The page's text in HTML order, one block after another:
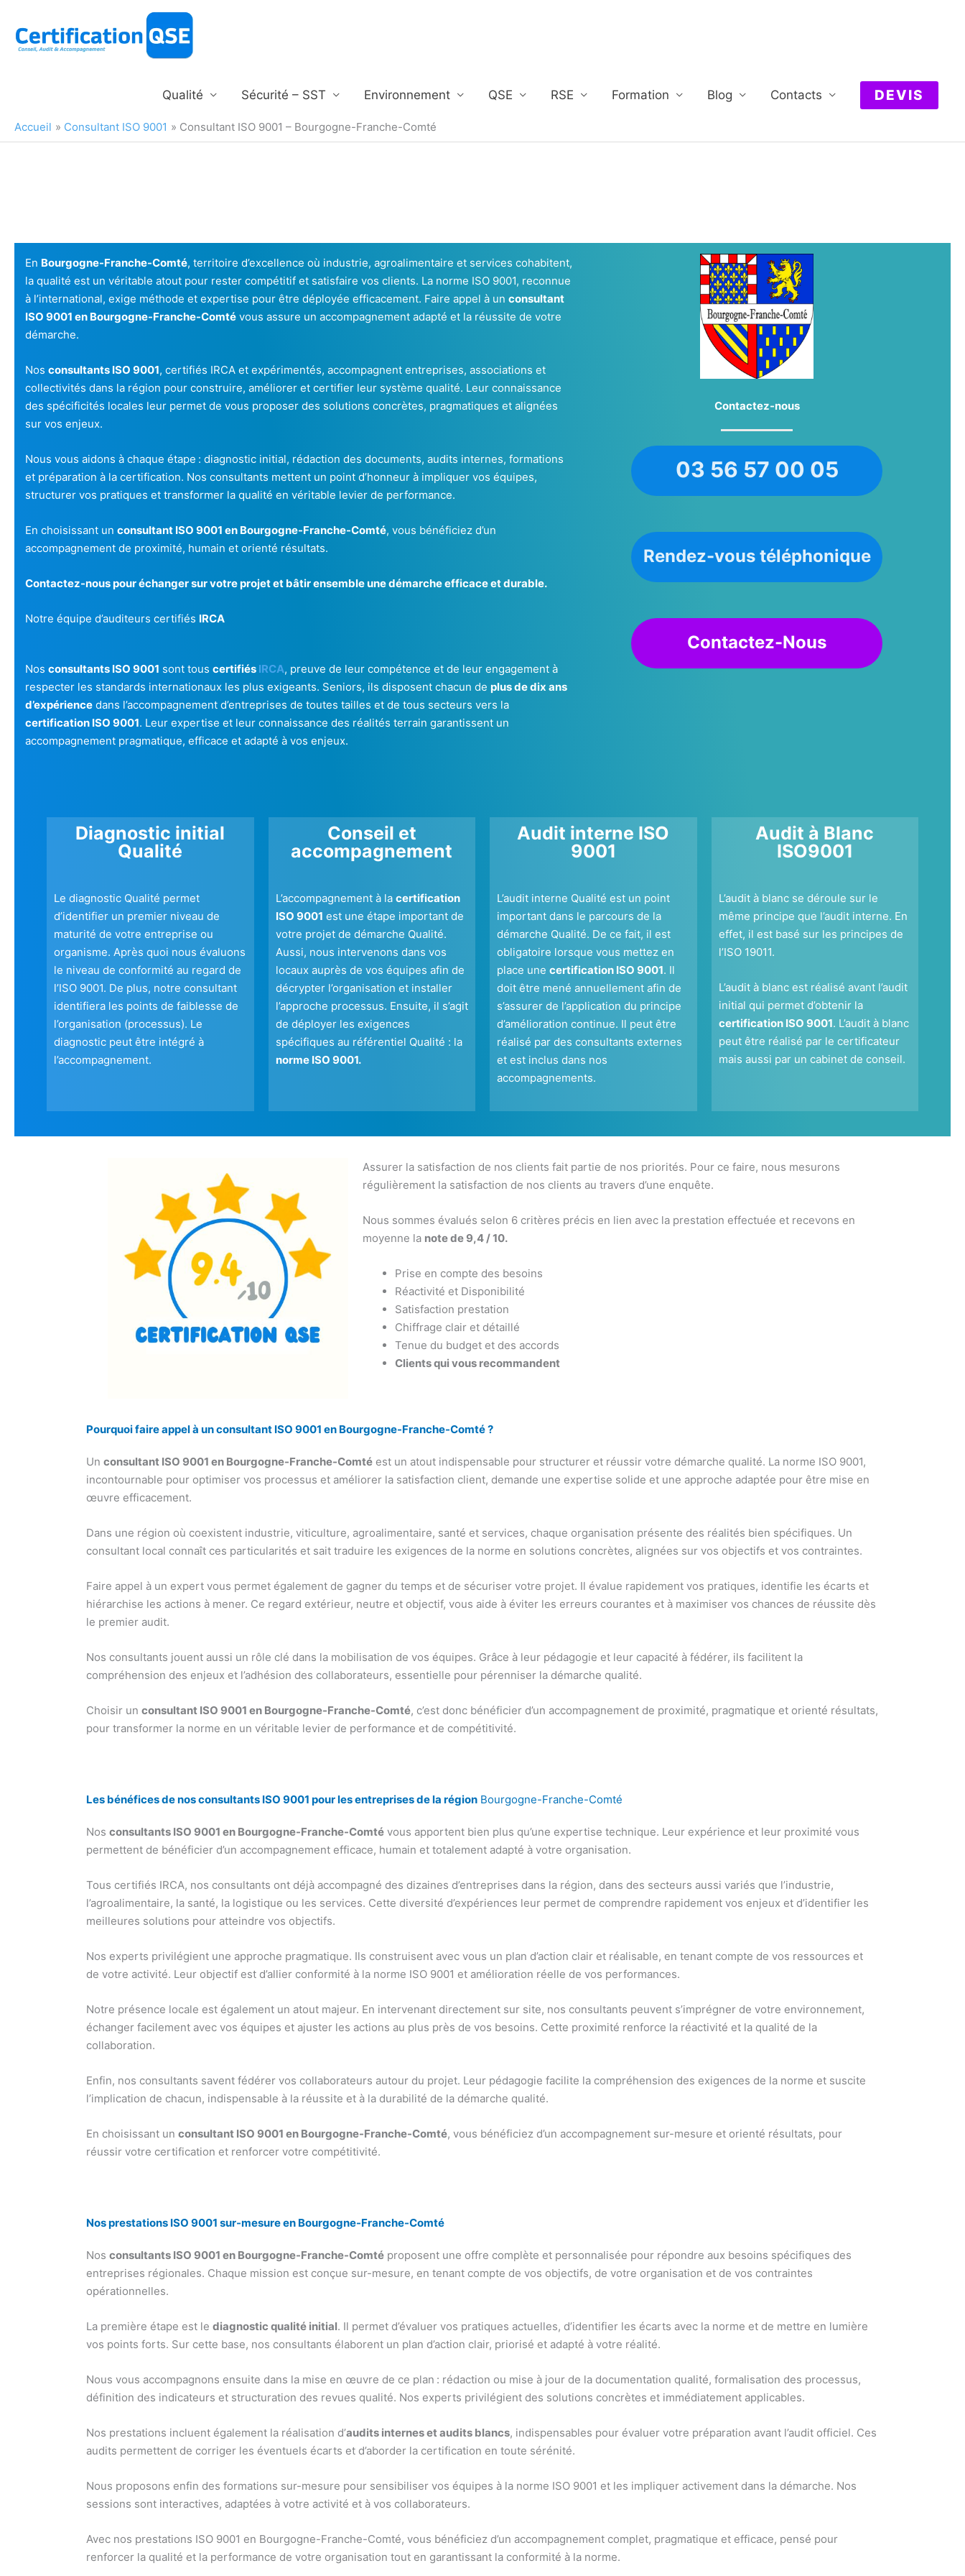
contenu
Qualité Sécurité – SST Environnement QSE RSE Formation Blog Contacts DEVIS
Accueil Consultant ISO 9001 Consultant ISO 9001 – Bourgogne-Franche-Comté
En Bourgogne-Franche-Comté, territoire d’excellence où industrie, agroalimentaire et services cohabitent,
la qualité est un véritable atout pour rester compétitif et satisfaire vos clients. La norme ISO 9001, reconnue
à l’international, exige méthode et expertise pour être déployée efficacement. Faire appel à un consultant
ISO 9001 en Bourgogne-Franche-Comté vous assure un accompagnement adapté et la réussite de votre
démarche.
Nos consultants ISO 9001, certifiés IRCA et expérimentés, accompagnent entreprises, associations et
collectivités dans la région pour construire, améliorer et certifier leur système qualité. Leur connaissance
des spécificités locales leur permet de vous proposer des solutions concrètes, pragmatiques et alignées
sur vos enjeux.
Nous vous aidons à chaque étape : diagnostic initial, rédaction des documents, audits internes, formations
et préparation à la certification. Nos consultants mettent un point d’honneur à impliquer vos équipes,
structurer vos pratiques et transformer la qualité en véritable levier de performance.
En choisissant un consultant ISO 9001 en Bourgogne-Franche-Comté, vous bénéficiez d’un
accompagnement de proximité, humain et orienté résultats.
Contactez-nous pour échanger sur votre projet et bâtir ensemble une démarche efficace et durable.
Notre équipe d’auditeurs certifiés IRCA
Nos consultants ISO 9001 sont tous certifiés IRCA, preuve de leur compétence et de leur engagement à
respecter les standards internationaux les plus exigeants. Seniors, ils disposent chacun de plus de dix ans
d’expérience dans l’accompagnement d’entreprises de toutes tailles et de tous secteurs vers la
certification ISO 9001. Leur expertise et leur connaissance des réalités terrain garantissent un
accompagnement pragmatique, efficace et adapté à vos enjeux.
Contactez-nous
03 56 57 00 05
Rendez-vous téléphonique
Contactez-Nous
Diagnostic initial
Qualité
Le diagnostic Qualité permet
d’identifier un premier niveau de
maturité de votre entreprise ou
organisme. Après quoi nous évaluons
le niveau de conformité au regard de
l’ISO 9001. De plus, notre consultant
identifiera les points de faiblesse de
l’organisation (processus). Le
diagnostic peut être intégré à
l’accompagnement.
Conseil et
accompagnement
L’accompagnement à la certification
ISO 9001 est une étape important de
votre projet de démarche Qualité.
Aussi, nous intervenons dans vos
locaux auprès de vos équipes afin de
décrypter l’organisation et installer
l’approche processus. Ensuite, il s’agit
de déployer les exigences
spécifiques au référentiel Qualité : la
norme ISO 9001.
Audit interne ISO
9001
L’audit interne Qualité est un point
important dans le parcours de la
démarche Qualité. De ce fait, il est
obligatoire lorsque vous mettez en
place une certification ISO 9001. Il
doit être mené annuellement afin de
s’assurer de l’application du principe
d’amélioration continue. Il peut être
réalisé par des consultants externes
et est inclus dans nos
accompagnements.
Audit à Blanc
ISO9001
L’audit à blanc se déroule sur le
même principe que l’audit interne. En
effet, il est basé sur les principes de
l’ISO 19011.
L’audit à blanc est réalisé avant l’audit
initial qui permet d’obtenir la
certification ISO 9001. L’audit à blanc
peut être réalisé par le certificateur
mais aussi par un cabinet de conseil.
Assurer la satisfaction de nos clients fait partie de nos priorités. Pour ce faire, nous mesurons
régulièrement la satisfaction de nos clients au travers d’une enquête.
Nous sommes évalués selon 6 critères précis en lien avec la prestation effectuée et recevons en
moyenne la note de 9,4 / 10.
Prise en compte des besoins
Réactivité et Disponibilité
Satisfaction prestation
Chiffrage clair et détaillé
Tenue du budget et des accords
Clients qui vous recommandent
Pourquoi faire appel à un consultant ISO 9001 en Bourgogne-Franche-Comté ?
Unconsultant ISO 9001 en Bourgogne-Franche-Comté est un atout indispensable pour structurer et réussir votre démarche qualité. La norme ISO 9001,
incontournable pour optimiser vos processus et améliorer la satisfaction client, demande une expertise solide et une approche adaptée pour être mise en
œuvre efficacement.
Dans une région où coexistent industrie, viticulture, agroalimentaire, santé et services, chaque organisation présente des réalités bien spécifiques. Un
consultant local connaît ces particularités et sait traduire les exigences de la norme en solutions concrètes, alignées sur vos objectifs et vos contraintes.
Faire appel à un expert vous permet également de gagner du temps et de sécuriser votre projet. Il évalue rapidement vos pratiques, identifie les écarts et
hiérarchise les actions à mener. Ce regard extérieur, neutre et objectif, vous aide à éviter les erreurs courantes et à maximiser vos chances de réussite dès
le premier audit.
Nos consultants jouent aussi un rôle clé dans la mobilisation de vos équipes. Grâce à leur pédagogie et leur capacité à fédérer, ils facilitent la
compréhension des enjeux et l’adhésion des collaborateurs, essentielle pour pérenniser la démarche qualité.
Choisir unconsultant ISO 9001 en Bourgogne-Franche-Comté, c’est donc bénéficier d’un accompagnement de proximité, pragmatique et orienté résultats,
pour transformer la norme en un véritable levier de performance et de compétitivité.
Les bénéfices de nos consultants ISO 9001 pour les entreprises de la région Bourgogne-Franche-Comté
Nosconsultants ISO 9001 en Bourgogne-Franche-Comté vous apportent bien plus qu’une expertise technique. Leur expérience et leur proximité vous
permettent de bénéficier d’un accompagnement efficace, humain et totalement adapté à votre organisation.
Tous certifiés IRCA, nos consultants ont déjà accompagné des dizaines d’entreprises dans la région, dans des secteurs aussi variés que l’industrie,
l’agroalimentaire, la santé, la logistique ou les services. Cette diversité d’expériences leur permet de comprendre rapidement vos enjeux et d’identifier les
meilleures solutions pour atteindre vos objectifs.
Nos experts privilégient une approche pragmatique. Ils construisent avec vous un plan d’action clair et réalisable, en tenant compte de vos ressources et
de votre activité. Leur objectif est d’allier conformité à la norme ISO 9001 et amélioration réelle de vos performances.
Notre présence locale est également un atout majeur. En intervenant directement sur site, nos consultants peuvent s’imprégner de votre environnement,
échanger facilement avec vos équipes et ajuster les actions au plus près de vos besoins. Cette proximité renforce la réactivité et la qualité de la
collaboration.
Enfin, nos consultants savent fédérer vos collaborateurs autour du projet. Leur pédagogie facilite la compréhension des exigences de la norme et suscite
l’implication de chacun, indispensable à la réussite et à la durabilité de la démarche qualité.
En choisissant unconsultant ISO 9001 en Bourgogne-Franche-Comté, vous bénéficiez d’un accompagnement sur-mesure et orienté résultats, pour
réussir votre certification et renforcer votre compétitivité.
Nos prestations ISO 9001 sur-mesure en Bourgogne-Franche-Comté
Nosconsultants ISO 9001 en Bourgogne-Franche-Comté proposent une offre complète et personnalisée pour répondre aux besoins spécifiques des
entreprises régionales. Chaque mission est conçue sur-mesure, en tenant compte de vos objectifs, de votre organisation et de vos contraintes
opérationnelles.
La première étape est lediagnostic qualité initial. Il permet d’évaluer vos pratiques actuelles, d’identifier les écarts avec la norme et de mettre en lumière
vos points forts. Sur cette base, nos consultants élaborent un plan d’action clair, priorisé et adapté à votre réalité.
Nous vous accompagnons ensuite dans la mise en œuvre de ce plan : rédaction ou mise à jour de la documentation qualité, formalisation des processus,
définition des indicateurs et structuration des revues qualité. Nos experts privilégient des solutions concrètes et immédiatement applicables.
Nos prestations incluent également la réalisation d’audits internes et audits blancs, indispensables pour évaluer votre préparation avant l’audit officiel. Ces
audits permettent de corriger les éventuels écarts et d’aborder la certification en toute sérénité.
Nous proposons enfin des formations sur-mesure pour sensibiliser vos équipes à la norme ISO 9001 et les impliquer activement dans la démarche. Nos
sessions sont interactives, adaptées à votre activité et à vos collaborateurs.
Avec nos prestations ISO 9001 en Bourgogne-Franche-Comté, vous bénéficiez d’un accompagnement complet, pragmatique et efficace, pensé pour
renforcer la qualité et la performance de votre organisation tout en garantissant la conformité à la norme.